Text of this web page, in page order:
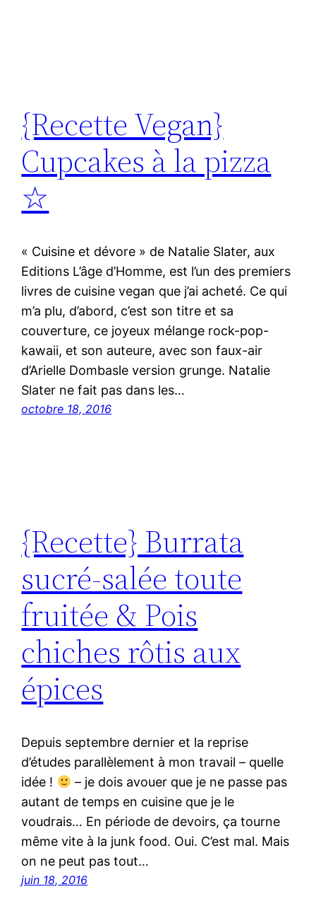
{Recette Vegan}
Cupcakes à la pizza
☆
« Cuisine et dévore » de Natalie Slater, aux
Editions L’âge d’Homme, est l’un des premiers
livres de cuisine vegan que j’ai acheté. Ce qui
m’a plu, d’abord, c’est son titre et sa
couverture, ce joyeux mélange rock-pop-
kawaii, et son auteure, avec son faux-air
d’Arielle Dombasle version grunge. Natalie
Slater ne fait pas dans les…
octobre 18, 2016
{Recette} Burrata
sucré-salée toute
fruitée & Pois
chiches rôtis aux
épices
Depuis septembre dernier et la reprise
d’études parallèlement à mon travail – quelle
idée !
– je dois avouer que je ne passe pas
autant de temps en cuisine que je le
voudrais… En période de devoirs, ça tourne
même vite à la junk food. Oui. C’est mal. Mais
on ne peut pas tout…
juin 18, 2016